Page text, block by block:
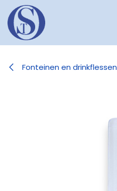
Overslaan naar inhoud
Fonteinen en drinkflessen